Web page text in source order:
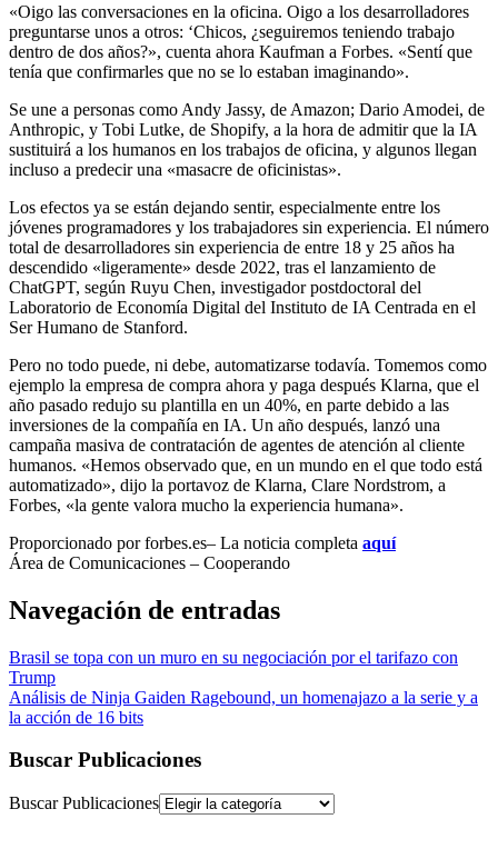
«Oigo las conversaciones en la oficina. Oigo a los desarrolladores
preguntarse unos a otros: ‘Chicos, ¿seguiremos teniendo trabajo
dentro de dos años?», cuenta ahora Kaufman a Forbes. «Sentí que
tenía que confirmarles que no se lo estaban imaginando».
Se une a personas como Andy Jassy, de Amazon; Dario Amodei, de
Anthropic, y Tobi Lutke, de Shopify, a la hora de admitir que la IA
sustituirá a los humanos en los trabajos de oficina, y algunos llegan
incluso a predecir una «masacre de oficinistas».
Los efectos ya se están dejando sentir, especialmente entre los
jóvenes programadores y los trabajadores sin experiencia. El número
total de desarrolladores sin experiencia de entre 18 y 25 años ha
descendido «ligeramente» desde 2022, tras el lanzamiento de
ChatGPT, según Ruyu Chen, investigador postdoctoral del
Laboratorio de Economía Digital del Instituto de IA Centrada en el
Ser Humano de Stanford.
Pero no todo puede, ni debe, automatizarse todavía. Tomemos como
ejemplo la empresa de compra ahora y paga después Klarna, que el
año pasado redujo su plantilla en un 40%, en parte debido a las
inversiones de la compañía en IA. Un año después, lanzó una
campaña masiva de contratación de agentes de atención al cliente
humanos. «Hemos observado que, en un mundo en el que todo está
automatizado», dijo la portavoz de Klarna, Clare Nordstrom, a
Forbes, «la gente valora mucho la experiencia humana».
Proporcionado por forbes.es– La noticia completa aquí
Área de Comunicaciones – Cooperando
Navegación de entradas
Brasil se topa con un muro en su negociación por el tarifazo con
Trump
Análisis de Ninja Gaiden Ragebound, un homenajazo a la serie y a
la acción de 16 bits
Buscar Publicaciones
Buscar Publicaciones